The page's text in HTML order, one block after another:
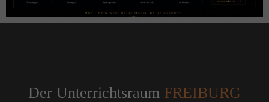
Der Unterrichtsraum FREIBURG